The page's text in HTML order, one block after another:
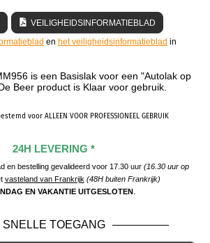
VEILIGHEIDSINFORMATIEBLAD
en het veiligheidsinformatieblad in
is een Basislak voor een "Autolak op
Beer product is Klaar voor gebruik.
voor ALLEEN VOOR PROFESSIONEEL GEBRUIK
24H LEVERING *
en bestelling gevalideerd voor 17.30 uur (16.30 uur op
vasteland van Frankrijk (48H buiten Frankrijk)
EN VAKANTIE UITGESLOTEN.
SNELLE TOEGANG